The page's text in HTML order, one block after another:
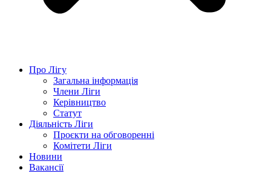
Про Лігу
Загальна інформація
Члени Ліги
Керівництво
Статут
Діяльність Ліги
Проєкти на обговоренні
Комітети Ліги
Новини
Вакансії